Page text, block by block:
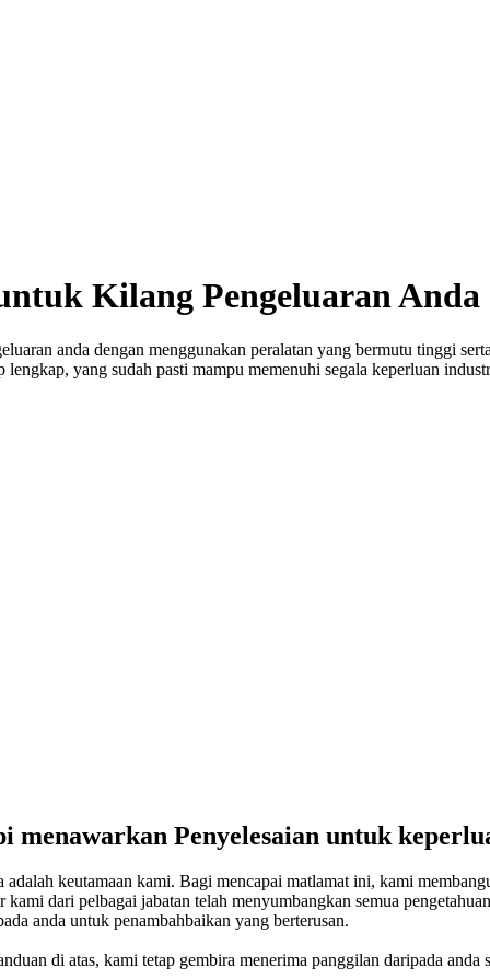
Kilang Pengeluaran Anda
anda dengan menggunakan peralatan yang bermutu tinggi
yang sudah pasti mampu memenuhi segala keperluan
Penyelesaian untuk
keutamaan kami. Bagi mencapai matlamat ini, kami
dari pelbagai jabatan telah menyumbangkan semua
anda untuk penambahbaikan yang berterusan.
di atas, kami tetap gembira menerima panggilan daripada anda